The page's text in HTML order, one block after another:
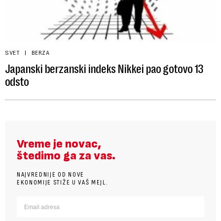
SVET BERZA
Japanski berzanski indeks Nikkei pao gotovo 13
odsto
Vreme je novac,
štedimo ga za vas.
NAJVREDNIJE OD NOVE
EKONOMIJE STIŽE U VAŠ MEJL.